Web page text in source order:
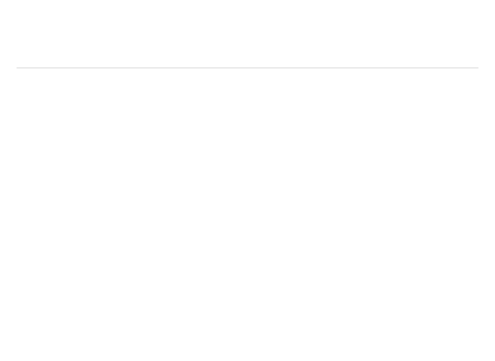
đồng, dự án này không chỉ là một […]